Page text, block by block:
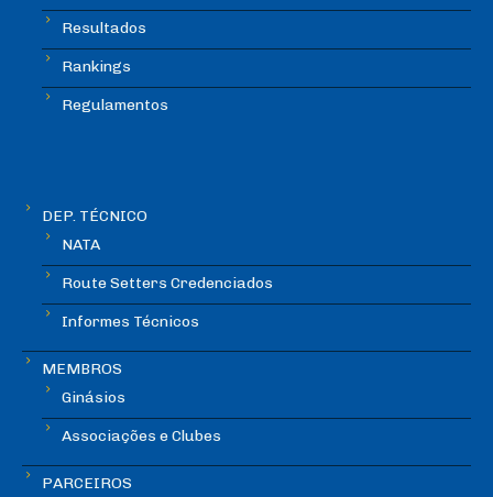
Resultados
Rankings
Regulamentos
DEP. TÉCNICO
NATA
Route Setters Credenciados
Informes Técnicos
MEMBROS
Ginásios
Associações e Clubes
PARCEIROS